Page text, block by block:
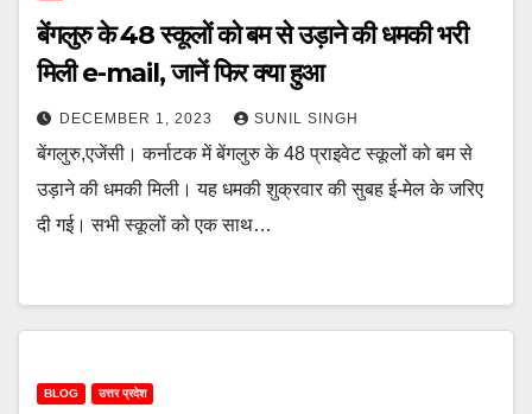
बेंगलुरु के 48 स्कूलों को बम से उड़ाने की धमकी भरी
मिली e-mail, जानें फिर क्या हुआ
DECEMBER 1, 2023 SUNIL SINGH
बेंगलुरु,एजेंसी। कर्नाटक में बेंगलुरु के 48 प्राइवेट स्कूलों को बम से
उड़ाने की धमकी मिली। यह धमकी शुक्रवार की सुबह ई-मेल के जरिए
दी गई। सभी स्कूलों को एक साथ…
BLOG उत्तर प्रदेश